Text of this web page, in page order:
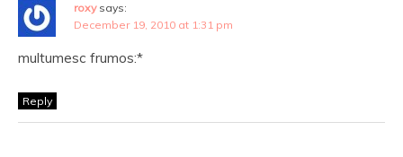
roxy says:
December 19, 2010 at 1:31 pm
multumesc frumos:*
Reply